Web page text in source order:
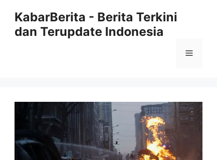
KabarBerita - Berita Terkini
dan Terupdate Indonesia
Menu